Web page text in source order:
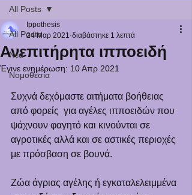
All Posts
Νέα
Νομοθεσία
All Posts
Ανεπιτήρητα ιπποειδή
Ippothesis
24 Μαρ 2021 διαβάστηκε 1 λεπτά
Έγινε ενημέρωση: 10 Απρ 2021
Συχνά δεχόμαστε αιτήματα βοήθειας
από φορείς  για αγέλες ιπποειδών που
ψάχνουν φαγητό και κινούνται σε
αγροτικές αλλά και σε αστικές περιοχές
με πρόσβαση σε βουνά.
Ζώα άγριας αγέλης ή εγκαταλελειμμένα